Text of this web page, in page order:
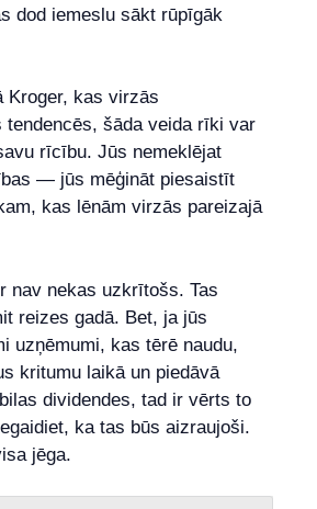
dod iemeslu sākt rūpīgāk
Kroger, kas virzās
tendencēs, šāda veida rīki var
rīcību. Jūs nemeklējat
— jūs mēģināt piesaistīt
kas lēnām virzās pareizajā
nav nekas uzkrītošs. Tas
reizes gadā. Bet, ja jūs
uzņēmumi, kas tērē naudu,
kritumu laikā un piedāvā
dividendes, tad ir vērts to
ka tas būs aizraujoši.
jēga.